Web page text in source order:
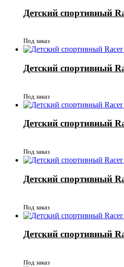
Детский спортивный
Под заказ
Детский спортивный
Под заказ
Детский спортивный
Под заказ
Детский спортивный
Под заказ
Детский спортивный
Под заказ